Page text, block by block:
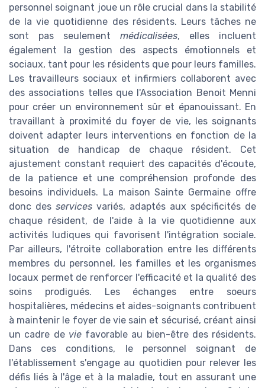
personnel soignant joue un rôle crucial dans la stabilité
de la vie quotidienne des résidents. Leurs tâches ne
sont pas seulement médicalisées, elles incluent
également la gestion des aspects émotionnels et
sociaux, tant pour les résidents que pour leurs familles.
Les travailleurs sociaux et infirmiers collaborent avec
des associations telles que l'Association Benoit Menni
pour créer un environnement sûr et épanouissant. En
travaillant à proximité du foyer de vie, les soignants
doivent adapter leurs interventions en fonction de la
situation de handicap de chaque résident. Cet
ajustement constant requiert des capacités d'écoute,
de la patience et une compréhension profonde des
besoins individuels. La maison Sainte Germaine offre
donc des services variés, adaptés aux spécificités de
chaque résident, de l'aide à la vie quotidienne aux
activités ludiques qui favorisent l'intégration sociale.
Par ailleurs, l'étroite collaboration entre les différents
membres du personnel, les familles et les organismes
locaux permet de renforcer l'efficacité et la qualité des
soins prodigués. Les échanges entre soeurs
hospitalières, médecins et aides-soignants contribuent
à maintenir le foyer de vie sain et sécurisé, créant ainsi
un cadre de viefavorable au bien-être des résidents.
Dans ces conditions, le personnel soignant de
l'établissement s'engage au quotidien pour relever les
défis liés à l'âge et à la maladie, tout en assurant une